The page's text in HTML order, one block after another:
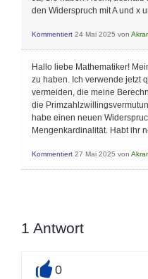
den Widerspruch mit A und x
Kommentiert 24 Mai 2025 von
Hallo liebe Mathematiker!
zu haben. Ich verwende jetzt
vermeiden, die meine
die
habe einen neuen
Mengenkardinalität. Habt ihr
Kommentiert 27 Mai 2025 von
1 Antwort
0